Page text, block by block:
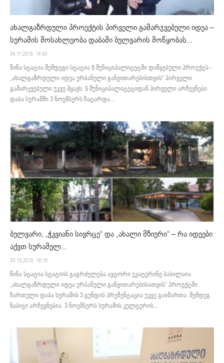
ახალგაზრდული პროექტის პირველი გამარჯვებული იდეა –
სურამის მოსახლეობა დაბაში ბულვარის მოწყობას...
04.11.2019. 14:43
წინა სტატია შემდეგი სტატია 5 მუნიციპალიტეტში დაწყებული პროექტს -
„ახალგაზრდული იდეა ურბანული განვითარებისთვის“ პირველი
გამარჯვებული უკვე ჰყავს. 5 მუნიციპალიტეტიდან პირველი არჩევნები
დაბა სურამში 3 ნოემბერს ჩატარდა...
ბულვარი, „ჭკვიანი სივრცე“ და „ახალი მზიური“ – რა იდეები
აქვთ სურამელ...
30.10.2019. 18:10
წინა სტატია სტატიის გაგრძელება ავტორი ეკატერინე ბასილაია
„ახალგაზრდული იდეა ურბანული განვითარებისათვის“ პროექტში
ჩართული დაბა სურამის 3 გუნდის პრეზენტაცია უკვე გაიმართა. შემდეგ
ნაბიჯი არჩევნებია. 3 ნოემბერს სურამის კულტურის...